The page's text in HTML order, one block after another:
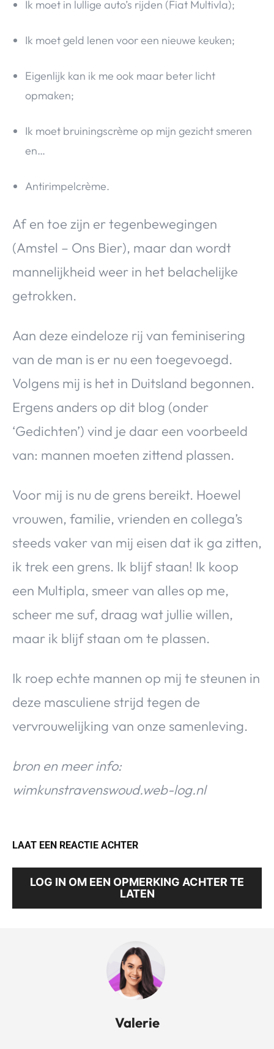
Ik moet in lullige auto’s rijden (Fiat Multivla);
Ik moet geld lenen voor een nieuwe keuken;
Eigenlijk kan ik me ook maar beter licht
opmaken;
Ik moet bruiningscrème op mijn gezicht smeren
en…
Antirimpelcrème.
Af en toe zijn er tegenbewegingen
(Amstel – Ons Bier), maar dan wordt
mannelijkheid weer in het belachelijke
getrokken.
Aan deze eindeloze rij van feminisering
van de man is er nu een toegevoegd.
Volgens mij is het in Duitsland begonnen.
Ergens anders op dit blog (onder
‘Gedichten’) vind je daar een voorbeeld
van: mannen moeten zittend plassen.
Voor mij is nu de grens bereikt. Hoewel
vrouwen, familie, vrienden en collega’s
steeds vaker van mij eisen dat ik ga zitten,
ik trek een grens. Ik blijf staan! Ik koop
een Multipla, smeer van alles op me,
scheer me suf, draag wat jullie willen,
maar ik blijf staan om te plassen.
Ik roep echte mannen op mij te steunen in
deze masculiene strijd tegen de
vervrouwelijking van onze samenleving.
bron en meer info:
wimkunstravenswoud.web-log.nl
LAAT EEN REACTIE ACHTER
LOG IN OM EEN OPMERKING ACHTER TE
LATEN
Valerie